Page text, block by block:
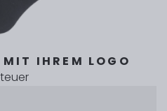
IHREM LOGO